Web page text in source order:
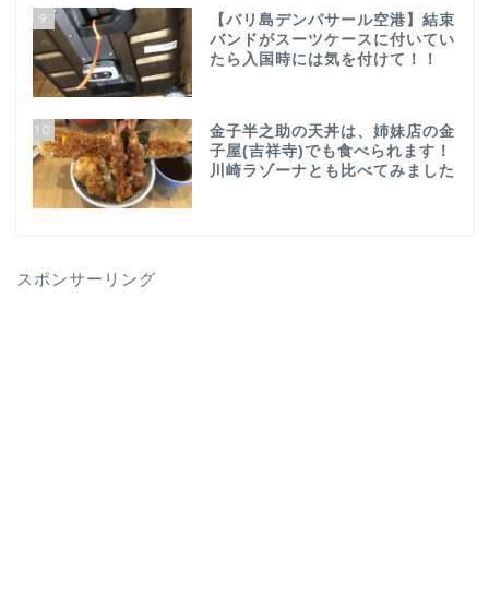
9
【バリ島デンパサール空港】結束
バンドがスーツケースに付いてい
たら入国時には気を付けて！！
10
金子半之助の天丼は、姉妹店の金
子屋(吉祥寺)でも食べられます！
川崎ラゾーナとも比べてみました
スポンサーリング